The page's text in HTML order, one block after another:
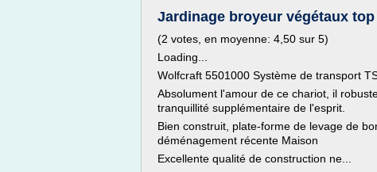
Jardinage broyeur végétaux
(2 votes, en moyenne: 4,50 sur 5)
Loading...
Wolfcraft 5501000 Système de transport
Absolument l'amour de ce chariot, il
tranquillité supplémentaire de l'esprit.
Bien construit, plate-forme de levage de
déménagement récente Maison
Excellente qualité de construction ne...